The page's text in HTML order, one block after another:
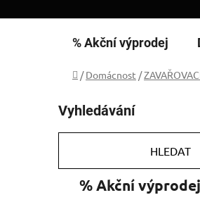
% Akční výprodej
Domů
/ Domácnost /
o
s
r
Vyhledávání
HLEDAT
kategorie
% Akční výprodej